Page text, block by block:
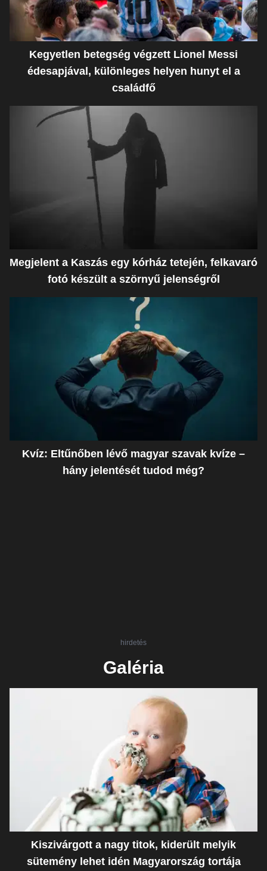
Kegyetlen betegség végzett Lionel Messi
édesapjával, különleges helyen hunyt el a
családfő
Megjelent a Kaszás egy kórház tetején, felkavaró
fotó készült a szörnyű jelenségről
Kvíz: Eltűnőben lévő magyar szavak kvíze –
hány jelentését tudod még?
hirdetés
Galéria
Kiszivárgott a nagy titok, kiderült melyik
sütemény lehet idén Magyarország tortája